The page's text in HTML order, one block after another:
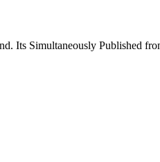
Its Simultaneously Published